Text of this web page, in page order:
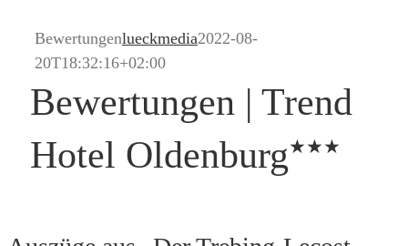
Bewertungenlueckmedia2022-08-
20T18:32:16+02:00
Bewertungen | Trend
Hotel Oldenburg